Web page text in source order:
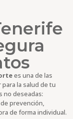
es una de las
la salud de tu
no deseadas:
prevención,
de forma individual.